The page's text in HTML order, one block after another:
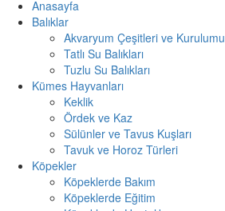
Anasayfa
Balıklar
Akvaryum Çeşitleri ve Kurulumu
Tatlı Su Balıkları
Tuzlu Su Balıkları
Kümes Hayvanları
Keklik
Ördek ve Kaz
Sülünler ve Tavus Kuşları
Tavuk ve Horoz Türleri
Köpekler
Köpeklerde Bakım
Köpeklerde Eğitim